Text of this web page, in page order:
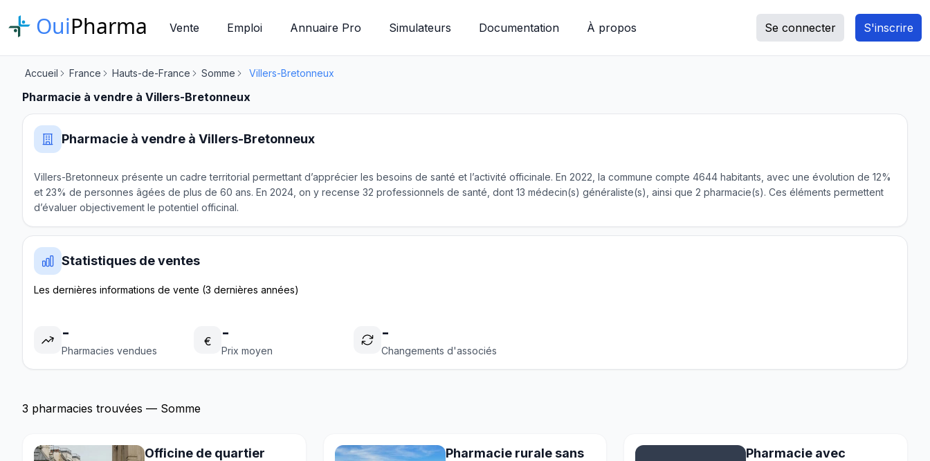
OuiPharma Vente Emploi Annuaire Pro Simulateurs Documentation À propos Se connecter S'inscrire
Accueil France Hauts-de-France Somme Villers-Bretonneux
Pharmacie à vendre à Villers-Bretonneux
Pharmacie à vendre à Villers-Bretonneux
Villers-Bretonneux présente un cadre territorial permettant d’apprécier les besoins de santé et l’activité officinale. En 2022, la commune compte 4644 habitants, avec une évolution de 12%
et 23% de personnes âgées de plus de 60 ans. En 2024, on y recense 32 professionnels de santé, dont 13 médecin(s) généraliste(s), ainsi que 2 pharmacie(s). Ces éléments permettent
d’évaluer objectivement le potentiel officinal.
Statistiques de ventes
Les dernières informations de vente (3 dernières années)
-
Pharmacies vendues
€ -
Prix moyen
-
Changements d'associés
3 pharmacies trouvées — Somme
Officine de quartier
Pharmacie rurale sans
Pharmacie avec